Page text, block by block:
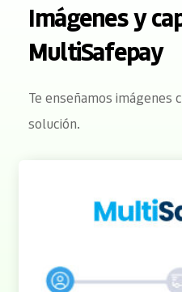
Imágenes y
MultiSafepay
Te enseñamos imágenes
solución.